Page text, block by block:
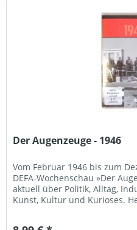
Der Augenzeuge - 1946
Vom Februar 1946 bis zum
DEFA-Wochenschau »Der
aktuell über Politik, Alltag,
Kunst, Kultur und Kurioses.